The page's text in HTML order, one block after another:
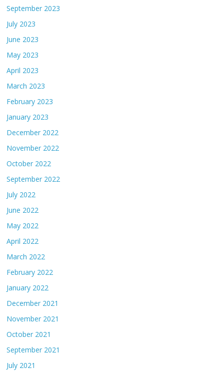
September 2023
July 2023
June 2023
May 2023
April 2023
March 2023
February 2023
January 2023
December 2022
November 2022
October 2022
September 2022
July 2022
June 2022
May 2022
April 2022
March 2022
February 2022
January 2022
December 2021
November 2021
October 2021
September 2021
July 2021